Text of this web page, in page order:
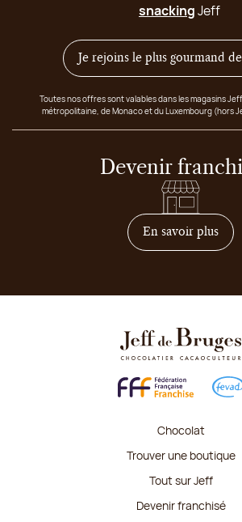
snackingJeff
Je rejoins le plus gourmand
Toutes nos offres sont valables dans les magasins
métropolitaine, de Monaco et du Luxembourg (hors
Devenir
En savoir plussur
Chocolat
Trouver une boutique
Tout sur Jeff
Devenir franchisé